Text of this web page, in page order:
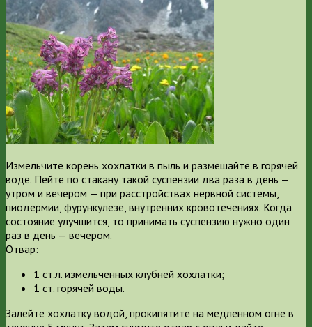
Измельчите корень хохлатки в пыль и размешайте в горячей
воде. Пейте по стакану такой суспензии два раза в день —
утром и вечером — при расстройствах нервной системы,
пиодермии, фурункулезе, внутренних кровотечениях. Когда
состояние улучшится, то принимать суспензию нужно один
раз в день — вечером.
Отвар:
1 ст.л. измельченных клубней хохлатки;
1 ст. горячей воды.
Залейте хохлатку водой, прокипятите на медленном огне в